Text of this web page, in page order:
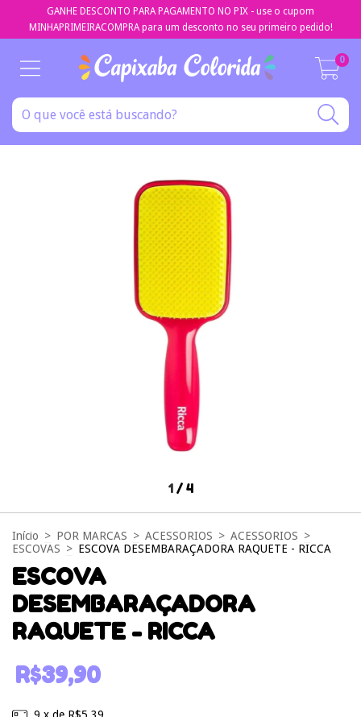
GANHE DESCONTO PARA PAGAMENTO NO PIX - use o cupom
MINHAPRIMEIRACOMPRA para um desconto no seu primeiro pedido!
0
1 / 4
Início > POR MARCAS > ACESSORIOS > ACESSORIOS >
ESCOVAS > ESCOVA DESEMBARAÇADORA RAQUETE - RICCA
ESCOVA
DESEMBARAÇADORA
RAQUETE - RICCA
R$39,90